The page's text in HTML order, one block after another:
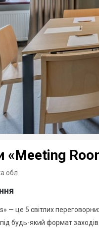
обл.
— це 5 світлих
будь-який формат заходів.